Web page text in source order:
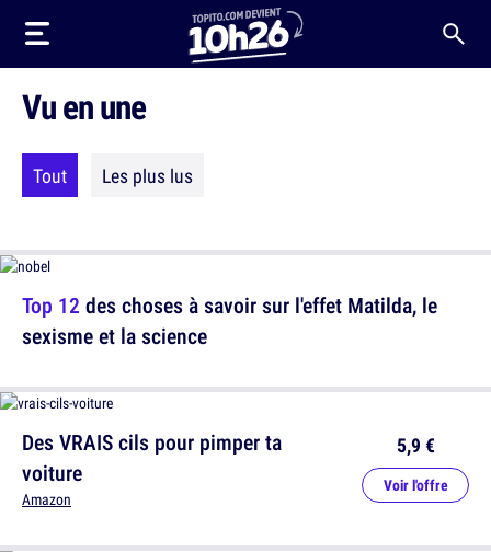
Vu en une
Tout Les plus lus
Top 12 des choses à savoir sur l'effet Matilda, le
sexisme et la science
Des VRAIS cils pour pimper ta
voiture
Amazon
5,9 €
Voir l'offre